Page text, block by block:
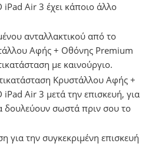
Air 3 έχει κάποιο άλλο
ανταλλακτικού από το
Αφής + Οθόνης Premium
με καινούργιο.
Κρυστάλλου Αφής +
Air 3 μετά την επισκευή, για
δουλεύουν σωστά πριν σου το
για την συγκεκριμένη επισκευή